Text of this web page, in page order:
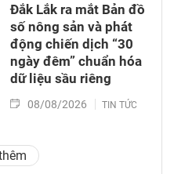
Đắk Lắk ra mắt Bản đồ
số nông sản và phát
động chiến dịch “30
ngày đêm” chuẩn hóa
dữ liệu sầu riêng
08/08/2026 TIN TỨC